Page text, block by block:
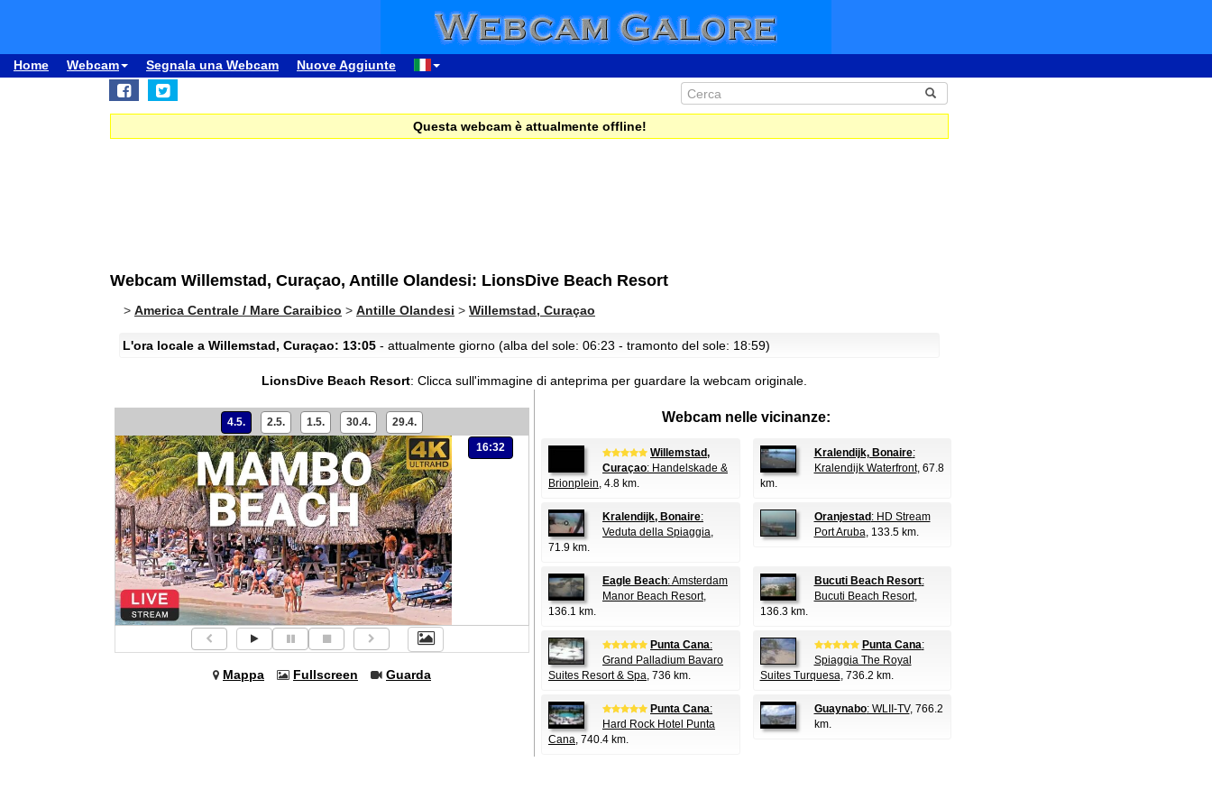
Home Webcam Segnala una Webcam Nuove Aggiunte
Questa webcam è attualmente offline!
Webcam Willemstad, Curaçao, Antille Olandesi: LionsDive Beach Resort
> America Centrale / Mare Caraibico > Antille Olandesi > Willemstad, Curaçao
L'ora locale a Willemstad, Curaçao: 13:05 - attualmente giorno (alba del sole: 06:23 - tramonto del sole: 18:59)
LionsDive Beach Resort: Clicca sull'immagine di anteprima per guardare la webcam originale.
4.5. 2.5. 1.5. 30.4. 29.4.
16:32
Mappa Fullscreen Guarda
Webcam nelle vicinanze:
Willemstad,
Curaçao: Handelskade &
Brionplein, 4.8 km.
Kralendijk, Bonaire:
Kralendijk Waterfront, 67.8
km.
Kralendijk, Bonaire:
Veduta della Spiaggia,
71.9 km.
Oranjestad : HD Stream
Port Aruba, 133.5 km.
Eagle Beach: Amsterdam
Manor Beach Resort,
136.1 km.
Bucuti Beach Resort:
Bucuti Beach Resort,
136.3 km.
Punta Cana:
Grand Palladium Bavaro
Suites Resort & Spa, 736 km.
Punta Cana:
Spiaggia The Royal
Suites Turquesa, 736.2 km.
Punta Cana:
Hard Rock Hotel Punta
Cana, 740.4 km.
Guaynabo: WLII-TV, 766.2
km.